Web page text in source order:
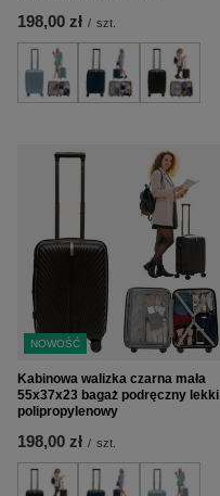
198,00 zł / szt.
NOWOŚĆ
Kabinowa walizka czarna mała
55x37x23 bagaż podręczny lekki
polipropylenowy
198,00 zł / szt.